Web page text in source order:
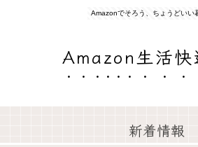
Amazonでそろう、ちょうどいい
Amazon生活快
新着情報